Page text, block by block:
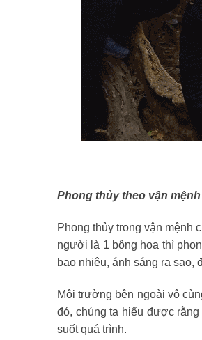
Phong thủy theo vận
Phong thủy trong vận mệnh
người là 1 bông hoa thì
bao nhiêu, ánh sáng ra sao,
Môi trường bên ngoài vô
đó, chúng ta hiểu được
suốt quá trình.